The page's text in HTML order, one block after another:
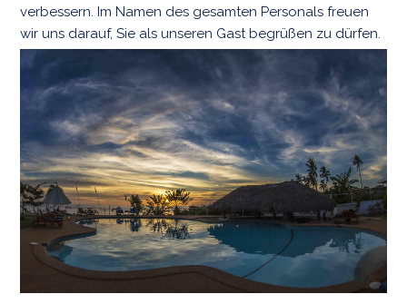
verbessern. Im Namen des gesamten Personals freuen
wir uns darauf, Sie als unseren Gast begrüßen zu dürfen.